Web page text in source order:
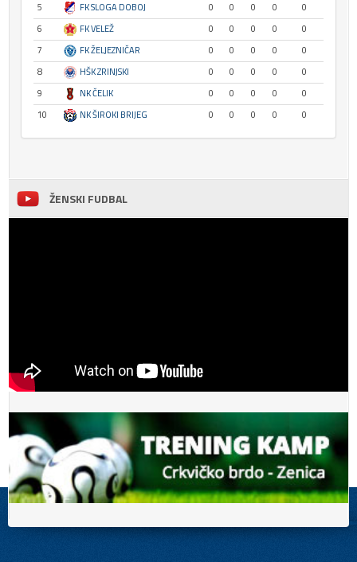
5
FK SLOGA DOBOJ 0 0 0 0
0
6
FK VELEŽ 0 0 0 0
0
7
FK ŽELJEZNIČAR 0 0 0 0
0
8
HŠK ZRINJSKI 0 0 0 0
0
9
NK ČELIK 0 0 0 0
0
10
NK ŠIROKI BRIJEG 0 0 0 0 0
ŽENSKI FUDBAL